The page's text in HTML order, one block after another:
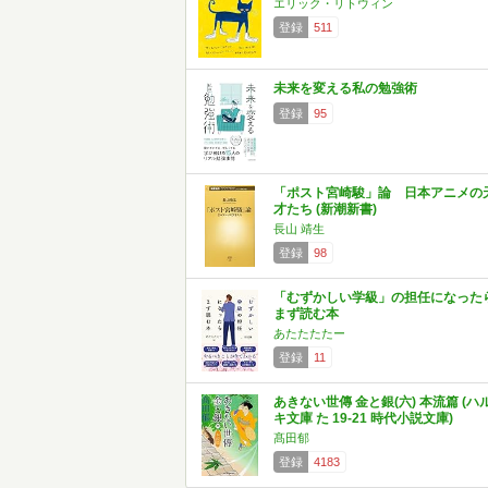
エリック・リトウィン
登録
511
未来を変える私の勉強術
登録 95
「ポスト宮崎駿」論 日本アニメの
才たち (新潮新書)
長山 靖生
登録
98
「むずかしい学級」の担任になった
まず読む本
あたたたたー
登録
11
あきない世傳 金と銀(六) 本流篇 (ハ
キ文庫 た 19-21 時代小説文庫)
髙田郁
登録
4183